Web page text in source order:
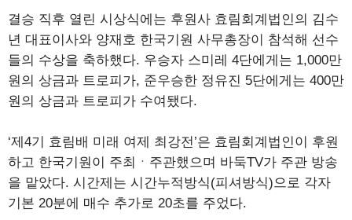
결승 직후 열린 시상식에는 후원사 효림회계법인의 김수
년 대표이사와 양재호 한국기원 사무총장이 참석해 선수
들의 수상을 축하했다. 우승자 스미레 4단에게는 1,000만
원의 상금과 트로피가, 준우승한 정유진 5단에게는 400만
원의 상금과 트로피가 수여됐다.
‘제4기 효림배 미래 여제 최강전’은 효림회계법인이 후원
하고 한국기원이 주최ㆍ주관했으며 바둑TV가 주관 방송
을 맡았다. 시간제는 시간누적방식(피셔방식)으로 각자
기본 20분에 매수 추가로 20초를 주었다.